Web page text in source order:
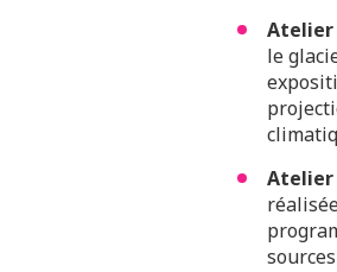
Atelier
le
Atelier